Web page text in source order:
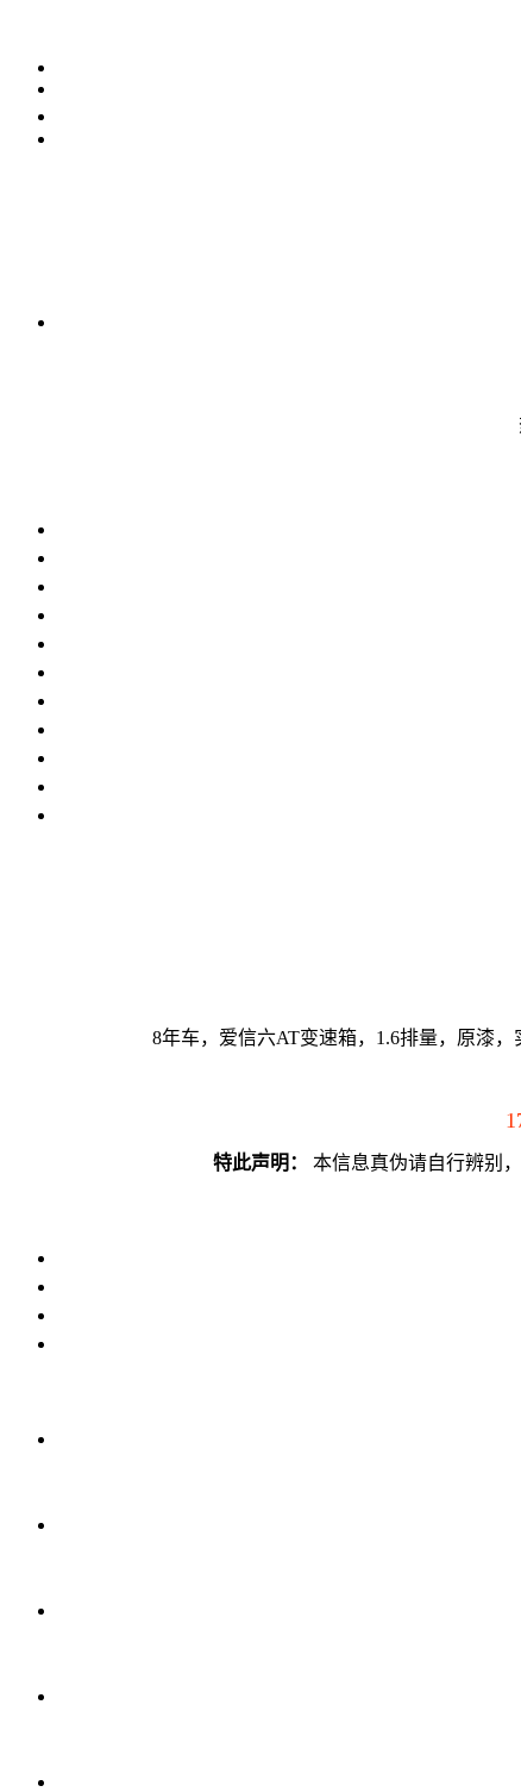
8年车，爱信六AT变速箱，1.6排量，原漆
特此声明： 本信息真伪请自行辨别